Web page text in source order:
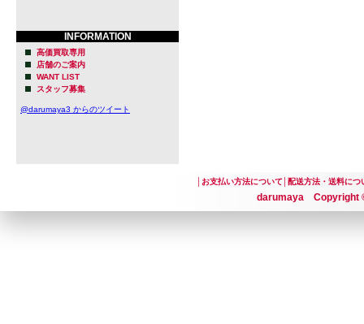
INFORMATION
高価買取専用
店舗のご案内
WANT LIST
スタッフ募集
@darumaya3 からのツイート
お支払い方法について│ 配送方法・送料につ
darumaya Copyright